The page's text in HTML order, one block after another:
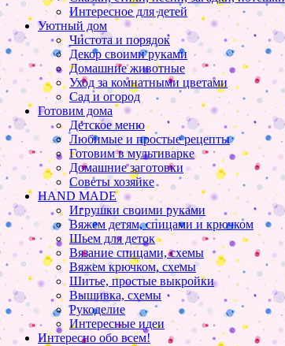
Интересное для детей
Уютный дом
Чистота и порядок
Декор своими руками
Домашние животные
Уход за комнатными цветами
Сад и огород
Готовим дома
Детское меню
Любимые и простые рецепты
Готовим в мультиварке
Домашние заготовки
Советы хозяйке
HAND MADE
Игрушки своими руками
Вяжем детям, спицами и крючком
Шьем для деток
Вязание спицами, схемы
Вяжем крючком, схемы
Шитье, простые выкройки
Вышивка, схемы
Рукоделие
Интересные идеи
Интересно обо всем!